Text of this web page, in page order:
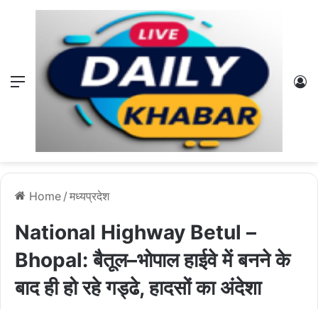
Menu
Home / मध्यप्रदेश
National Highway Betul –
Bhopal: बैतूल–भोपाल हाईवे में बनने के
बाद ही हो रहे गड्ढे, हादसों का अंदेशा